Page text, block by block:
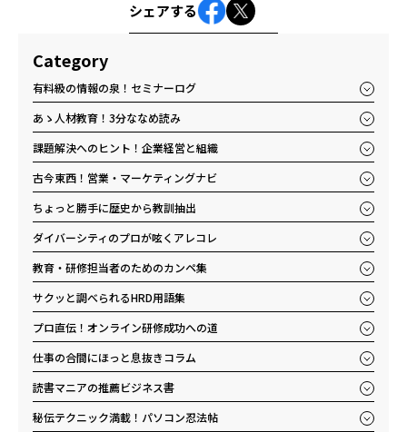
Category
有料級の情報の泉！セミナーログ
あゝ人材教育！3分ななめ読み
課題解決へのヒント！企業経営と組織
古今東西！営業・マーケティングナビ
ちょっと勝手に歴史から教訓抽出
ダイバーシティのプロが呟くアレコレ
教育・研修担当者のためのカンペ集
サクッと調べられるHRD用語集
プロ直伝！オンライン研修成功への道
仕事の合間にほっと息抜きコラム
読書マニアの推薦ビジネス書
秘伝テクニック満載！パソコン忍法帖
シェアする